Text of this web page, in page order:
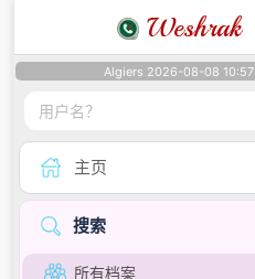
Weshrak
Algiers 2026-08-08 10:57
主页
搜索
所有档案